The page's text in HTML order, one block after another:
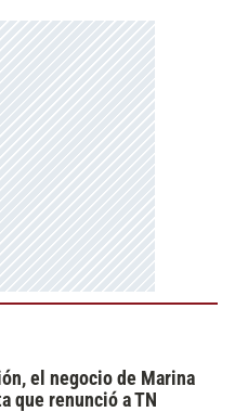
el negocio de Marina
que renunció a TN